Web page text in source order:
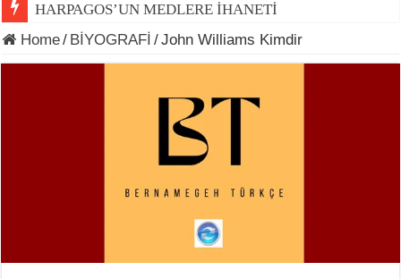
HARPAGOS’UN MEDLERE İHANETİ
Home/ BİYOGRAFİ /John Williams Kimdir